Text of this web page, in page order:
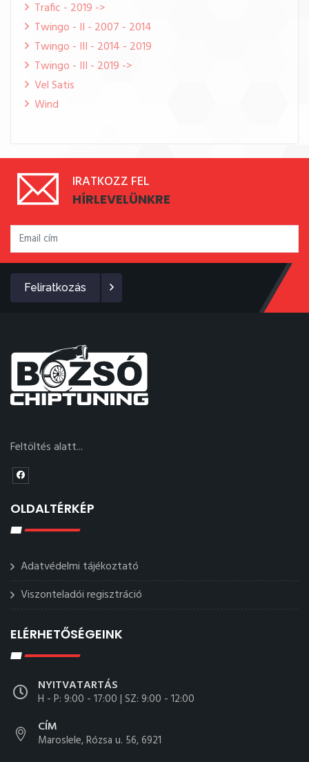
Trafic - 2019 ->
Twingo - II - 2007 - 2014
Twingo - III - 2014 - 2019
Twingo - III - 2019 ->
Vel Satis
Wind
IRATKOZZ FEL
HÍRLEVELÜNKRE
Feliratkozás
Feltöltés alatt...
OLDALTÉRKÉP
Adatvédelmi tájékoztató
Viszonteladói regisztráció
ELÉRHETŐSÉGEINK
NYITVATARTÁS
H - P: 9:00 - 17:00 | SZ: 9:00 - 12:00
CÍM
Maroslele, Rózsa u. 56, 6921